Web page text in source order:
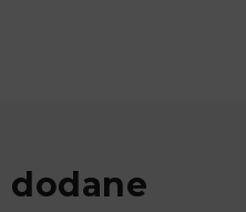
dodane